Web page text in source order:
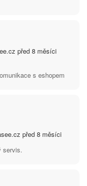
před 8 měsíci
s eshopem
před 8 měsíci
servis.